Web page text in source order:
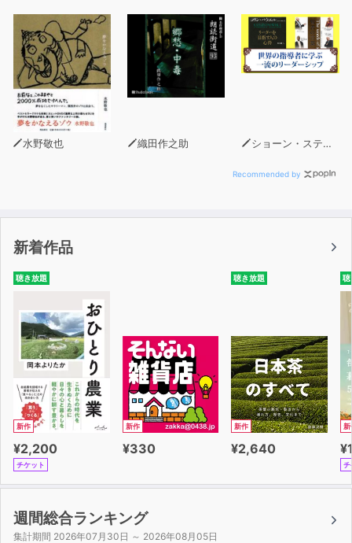
水野敬也 織田作之助 ショーン・スティーブンソン
Recommended by
新着作品
聴き放題
新作
¥2,200
チケット
新作
¥330
聴き放題
新作
¥2,640
聴
新
チ
週間総合ランキング
集計期間 2026年07月30日 ～ 2026年08月05日